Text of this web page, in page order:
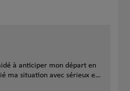
à anticiper mon départ en
ma situation avec sérieux et
ses précieux conseils.